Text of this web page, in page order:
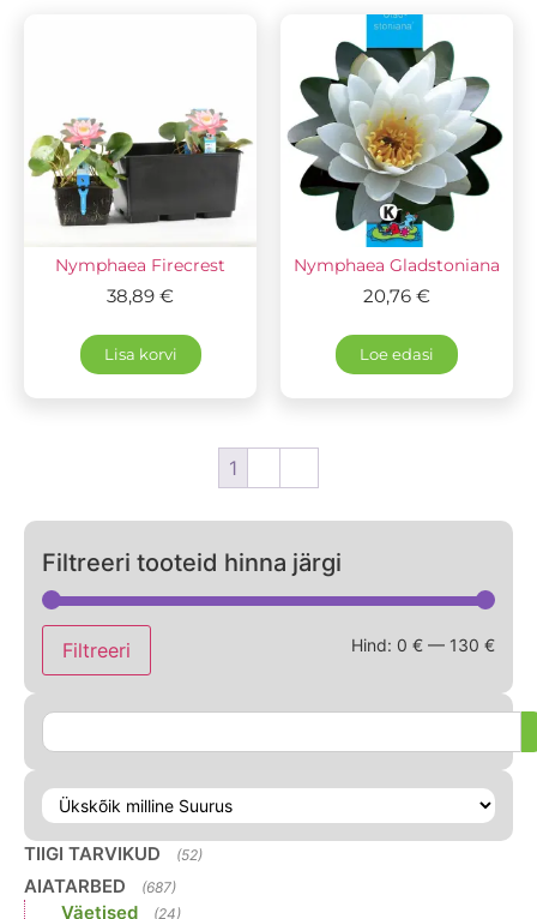
Nymphaea Firecrest
38,89 €
Lisa korvi
Nymphaea Gladstoniana
20,76 €
Loe edasi
1
Filtreeri tooteid hinna järgi
Filtreeri Hind: 0 € — 130 €
TIIGI TARVIKUD (52)
AIATARBED (687)
Väetised (24)